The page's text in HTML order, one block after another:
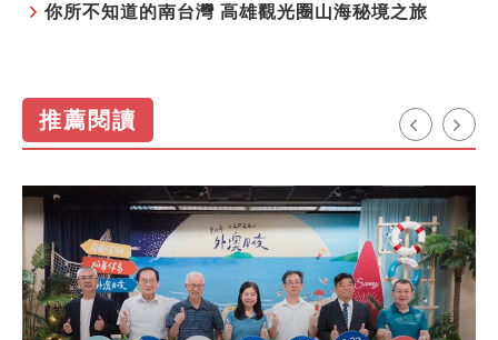
你所不知道的南台灣 高雄觀光圈山海秘境之旅
推薦閱讀